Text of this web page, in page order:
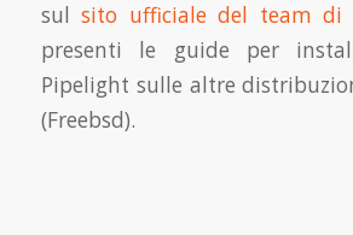
sulsito ufficiale del team di
presenti le guide per
Pipelight sulle altre
(Freebsd).